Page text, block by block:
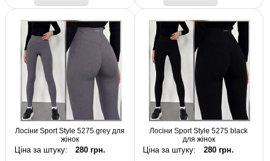
Лосіни Sport Style 5275 grey для
жінок
Ціна за штуку: 280 грн.
Лосіни Sport Style 5275 black
для жінок
Ціна за штуку: 280 грн.